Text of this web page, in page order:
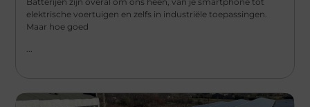
elektrische voertuigen en zelfs in industriële toepassingen.
Maar hoe goed
...